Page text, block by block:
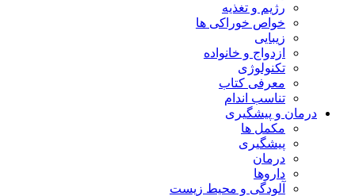
رژیم و تغذیه
خواص خوراکی ها
زیبایی
ازدواج و خانواده
تکنولوژی
معرفی کتاب
تناسب اندام
درمان و پیشگیری
مکمل ها
پیشگیری
درمان
داروها
آلودگی و محیط زیست